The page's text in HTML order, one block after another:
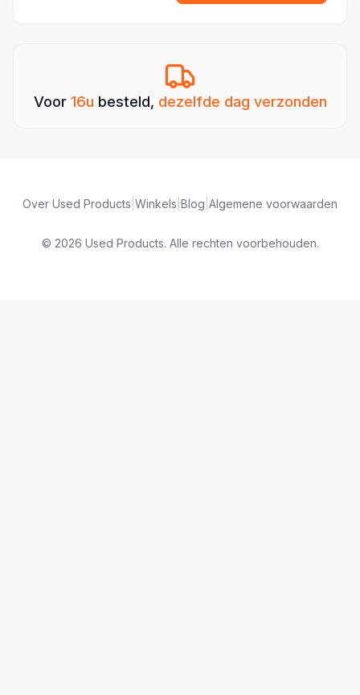
Voor 16u besteld, dezelfde dag verzonden
Over Used Products Winkels Blog Algemene voorwaarden
© 2026 Used Products. Alle rechten voorbehouden.